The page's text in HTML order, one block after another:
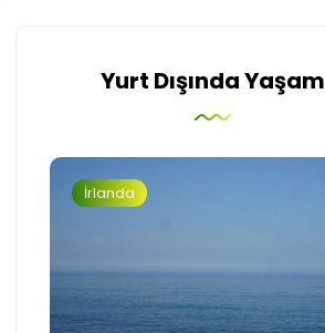
Yurt Dışında Yaşam
İrlanda